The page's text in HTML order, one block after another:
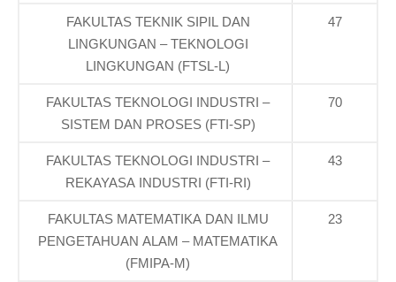
FAKULTAS TEKNIK SIPIL DAN
LINGKUNGAN – TEKNOLOGI
LINGKUNGAN (FTSL-L)
47
FAKULTAS TEKNOLOGI INDUSTRI –
SISTEM DAN PROSES (FTI-SP)
70
FAKULTAS TEKNOLOGI INDUSTRI –
REKAYASA INDUSTRI (FTI-RI)
43
FAKULTAS MATEMATIKA DAN ILMU
PENGETAHUAN ALAM – MATEMATIKA
(FMIPA-M)
23